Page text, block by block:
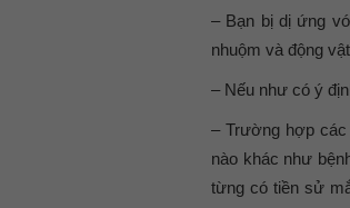
– Bạn bị dị ứng
nhuộm và động
– Nếu như có ý
– Trường hợp các
nào khác như
từng có tiền sử